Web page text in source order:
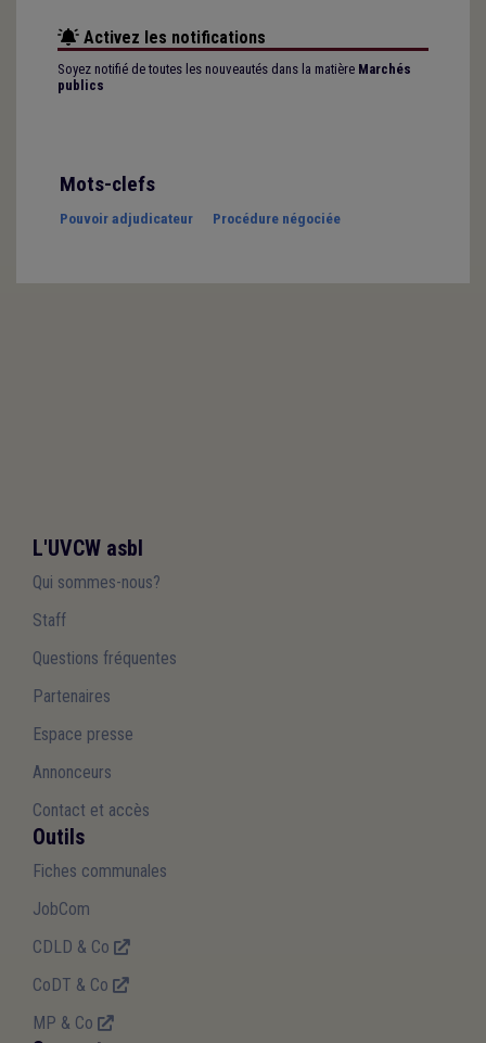
Activez les notifications
Soyez notifié de toutes les nouveautés dans la matière Marchés
publics
Mots-clefs
Pouvoir adjudicateur Procédure négociée
L'UVCW asbl
Qui sommes-nous?
Staff
Questions fréquentes
Partenaires
Espace presse
Annonceurs
Contact et accès
Outils
Fiches communales
JobCom
CDLD & Co
CoDT & Co
MP & Co